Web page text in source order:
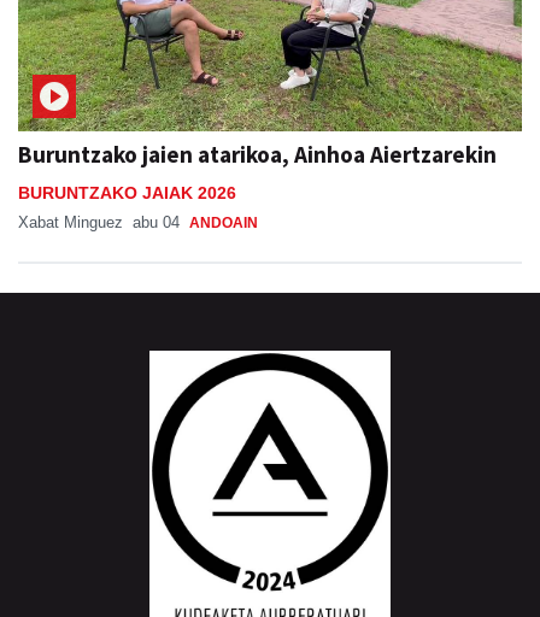
Buruntzako jaien atarikoa, Ainhoa Aiertzarekin
BURUNTZAKO JAIAK 2026
Xabat Minguez abu 04 ANDOAIN